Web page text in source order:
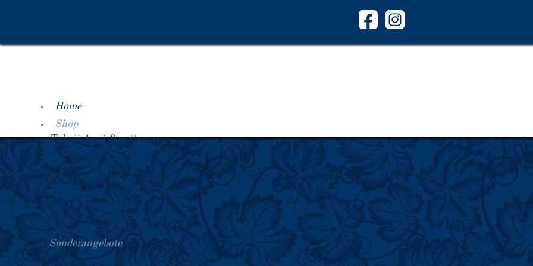
Home
Shop
Tokaji Aszú 3 puttonyos
Tokaji Aszú 4 puttonyos
Tokaji Aszú 5 puttonyos
Tokaji Aszú 6 puttonyos
Tokaji Aszú Eszencia
Tokaji Essencia
Alte Jahrgänge 1920-1990
Alte Jahrgänge vor 1918
Sonderangebote
Über Tokajer